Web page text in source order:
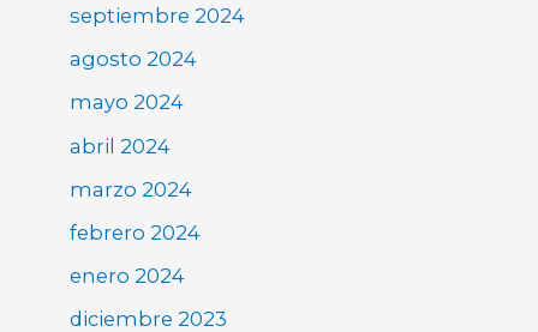
septiembre 2024
agosto 2024
mayo 2024
abril 2024
marzo 2024
febrero 2024
enero 2024
diciembre 2023